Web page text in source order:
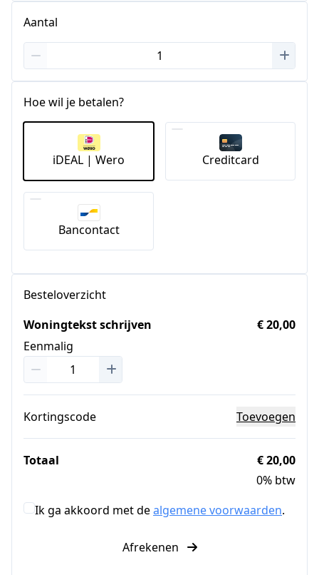
Aantal
Hoe wil je betalen?
iDEAL | Wero Creditcard
Bancontact
Besteloverzicht
Woningtekst schrijven
Eenmalig
€ 20,00
Kortingscode Toevoegen
Totaal
€ 20,00
0% btw
Ik ga akkoord met dealgemene voorwaarden.
Afrekenen